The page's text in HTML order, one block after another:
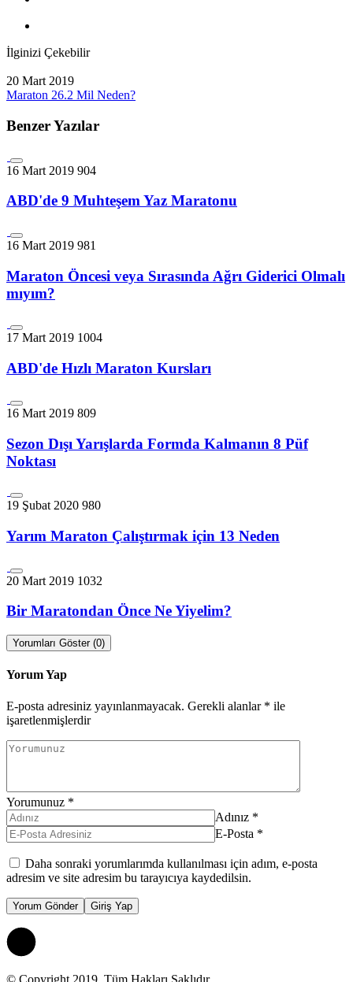
İlginizi Çekebilir
20 Mart 2019
Maraton 26.2 Mil Neden?
Benzer Yazılar
16 Mart 2019 904
ABD'de 9 Muhteşem Yaz Maratonu
16 Mart 2019 981
Maraton Öncesi veya Sırasında Ağrı Giderici Olmalı
mıyım?
17 Mart 2019 1004
ABD'de Hızlı Maraton Kursları
16 Mart 2019 809
Sezon Dışı Yarışlarda Formda Kalmanın 8 Püf
Noktası
19 Şubat 2020 980
Yarım Maraton Çalıştırmak için 13 Neden
20 Mart 2019 1032
Bir Maratondan Önce Ne Yiyelim?
Yorumları Göster (0)
Yorum Yap
E-posta adresiniz yayınlanmayacak. Gerekli alanlar * ile
işaretlenmişlerdir
Yorumunuz *
Adınız *
E-Posta *
Daha sonraki yorumlarımda kullanılması için adım, e-posta
adresim ve site adresim bu tarayıcıya kaydedilsin.
Yorum Gönder Giriş Yap
© Copyright 2019, Tüm Hakları Saklıdır